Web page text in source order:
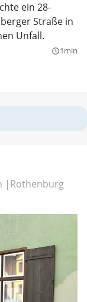
ein 28-
Straße in
Unfall.
query_builder1min
Rothenburg